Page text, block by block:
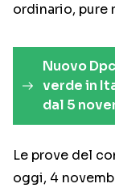
ordinario, pure
Nuovo
verde in
dal 5
Le prove del
oggi, 4